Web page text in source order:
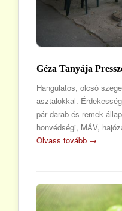
Géza Tanyája
Hangulatos, olcsó
asztalokkal.
pár darab és remek
honvédségi, MÁV,
Olvass tovább →